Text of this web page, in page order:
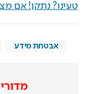
טעינו? נתקן! אם
אבטחת מידע
מדורים